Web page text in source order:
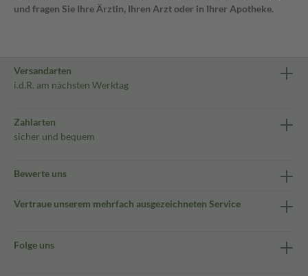
und fragen Sie Ihre Ärztin, Ihren Arzt oder in Ihrer Apotheke.
Versandarten
i.d.R. am nächsten Werktag
Zahlarten
sicher und bequem
Bewerte uns
Vertraue unserem mehrfach ausgezeichneten Service
Folge uns